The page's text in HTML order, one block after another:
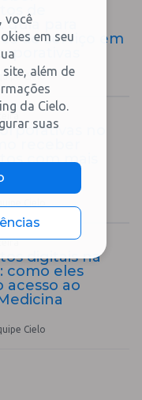
de
para
de serviço em
Cielo
no
com mais
digitais na
como eles
acesso ao
Cielo
você
em seu
site, além de
da Cielo.
suas